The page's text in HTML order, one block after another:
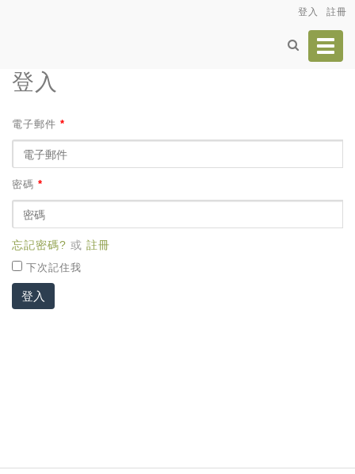
登入 註冊
登入
電子郵件 *
密碼 *
忘記密碼? 或 註冊
下次記住我
登入